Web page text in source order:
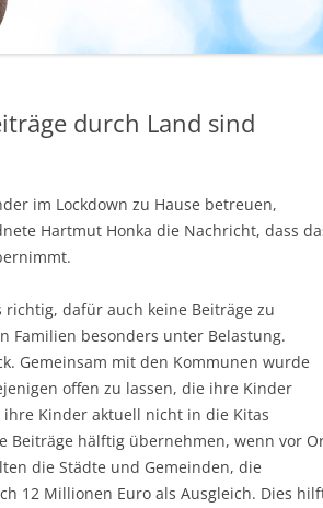
durch Land sind
im Lockdown zu Hause betreuen,
Hartmut Honka die Nachricht, dass
dafür auch keine Beiträge zu
Familien besonders unter Belastung.
Gemeinsam mit den Kommunen wurde
offen zu lassen, die ihre Kinder
Kinder aktuell nicht in die Kitas
Beiträge hälftig übernehmen, wenn vor
die Städte und Gemeinden, die
12 Millionen Euro als Ausgleich. Dies